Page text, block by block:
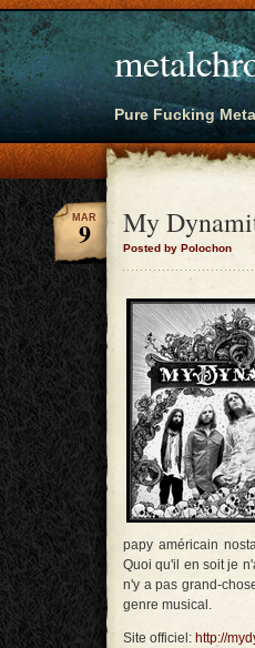
Pure Fucking
My
Posted by Polochon
MAR
9
papy américain
Quoi qu'il en soit je
n'y a pas grand-
genre musical.
Site officiel: http://